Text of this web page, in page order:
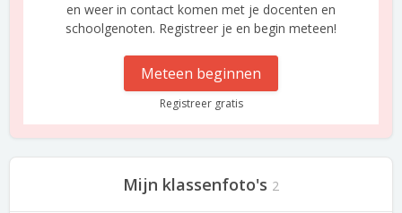
en weer in contact komen met je docenten en
schoolgenoten. Registreer je en begin meteen!
Meteen beginnen
Registreer gratis
Mijn klassenfoto's 2